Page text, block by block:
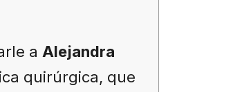
a Alejandra
quirúrgica, que